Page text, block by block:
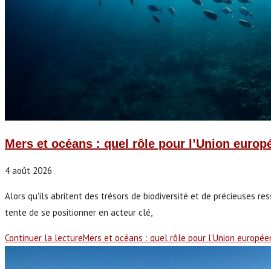
Mers et océans : quel rôle pour l’Union
4 août 2026
Alors qu'ils abritent des trésors de biodiversité et de précieuses
tente de se positionner en acteur clé,
Continuer la lectureMers et océans : quel rôle pour l’Union